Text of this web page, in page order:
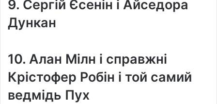
9. Сергій Єсенін і Айседора
Дункан
10. Алан Мілн і справжні
Крістофер Робін і той самий
ведмідь Пух